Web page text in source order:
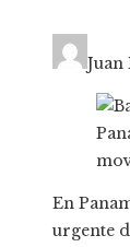
En
urgente